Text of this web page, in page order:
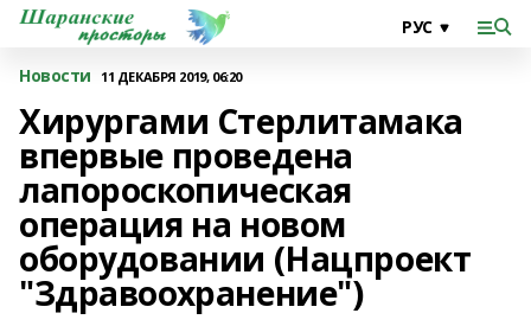
Новости 11 ДЕКАБРЯ 2019, 06:20
Хирургами Стерлитамака
впервые проведена
лапороскопическая
операция на новом
оборудовании (Нацпроект
"Здравоохранение")